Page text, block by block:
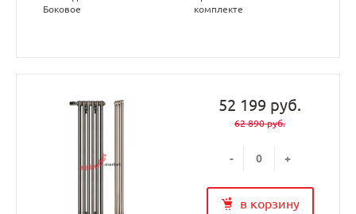
Боковое
комплекте
52 199 руб.
62 890 руб.
- +
в корзину